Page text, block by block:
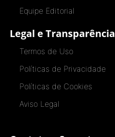
Equipe Editorial
Legal e Transparência
Termos de Uso
Políticas de Privacidade
Políticas de Cookies
Aviso Legal